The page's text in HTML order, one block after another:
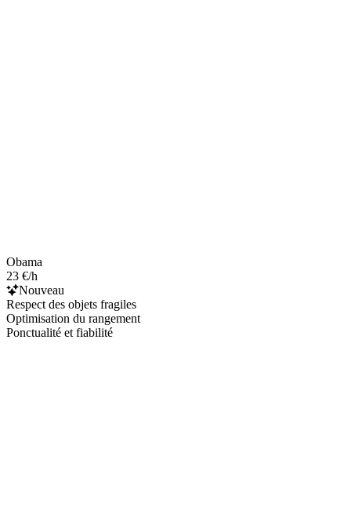
Obama
23 €/h
Nouveau
Respect des objets fragiles
Optimisation du rangement
Ponctualité et fiabilité